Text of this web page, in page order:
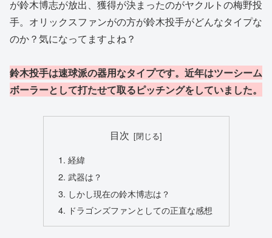
が鈴木博志が放出、獲得が決まったのがヤクルトの梅野投
手。オリックスファンがの方が鈴木投手がどんなタイプな
のか？気になってますよね？
鈴木投手は速球派の器用なタイプです。近年はツーシーム
ボーラーとして打たせて取るピッチングをしていました。
目次
経緯
武器は？
しかし現在の鈴木博志は？
ドラゴンズファンとしての正直な感想